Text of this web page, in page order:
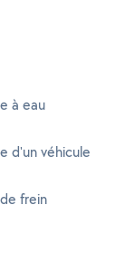
à eau
d'un véhicule
frein